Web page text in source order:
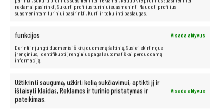
reklamai pasirinkti, Sukurti profilius turiniui suasmeninti, Naudoti profilius
suasmenintam turiniui pasirinkti, Kurti ir tobulinti paslaugas.
funkcijos
Visada aktyvus
Derinti ir jungti duomenis iš kitų duomenų šaltinių, Susieti skirtingus
įrenginius, Identifikuoti įrenginius pagal automatiškai perduodamą
informaciją.
Užtikrinti saugumą, užkirti kelią sukčiavimui, aptikti jį ir
ištaisyti klaidas, Reklamos ir turinio pristatymas ir
pateikimas.
Visada aktyvus
Neribotos multimedijos galimybės yra